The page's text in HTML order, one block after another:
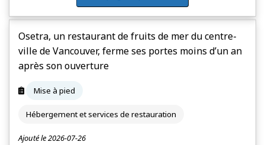
Osetra, un restaurant de fruits de mer du centre-
ville de Vancouver, ferme ses portes moins d’un an
après son ouverture
Mise à pied
Hébergement et services de restauration
Ajouté le 2026-07-26